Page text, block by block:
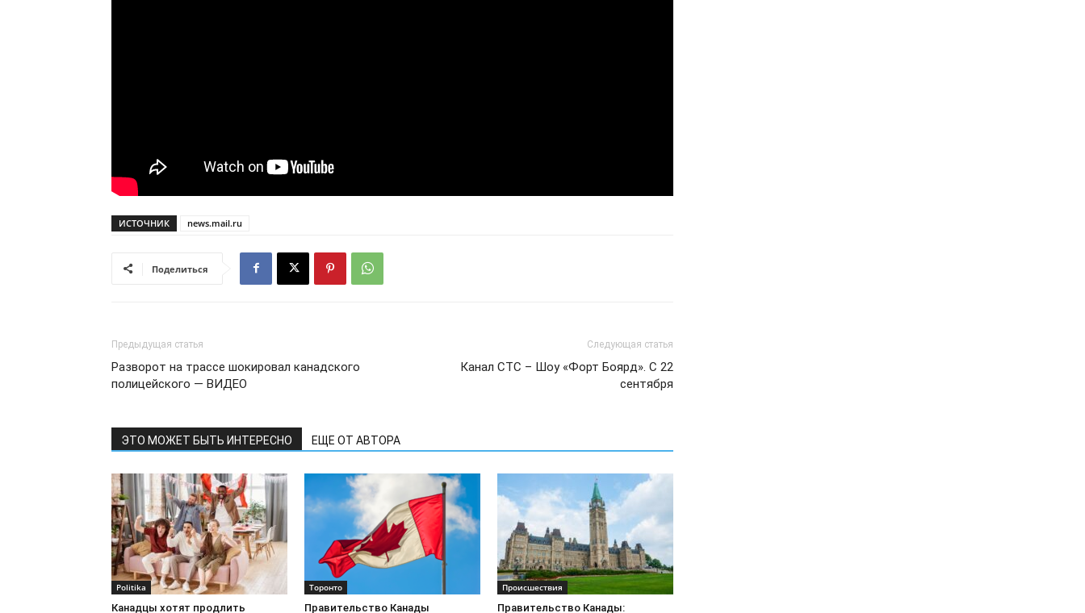
ИСТОЧНИК news.mail.ru
Поделиться
Предыдущая статья
Разворот на трассе шокировал канадского
полицейского — ВИДЕО
Следующая статья
Канал СТС – Шоу «Форт Боярд». С 22
сентября
ЭТО МОЖЕТ БЫТЬ ИНТЕРЕСНО ЕЩЕ ОТ АВТОРА
Politika
Канадцы хотят продлить
Торонто
Правительство Канады
Происшествия
Правительство Канады: